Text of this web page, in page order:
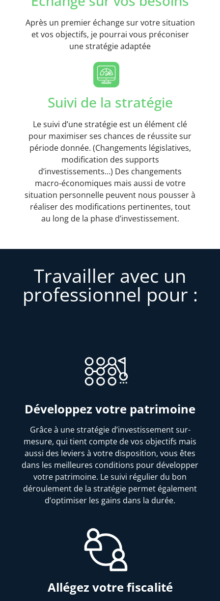
Après un premier échange sur votre situation
et vos objectifs, je pourrai vous préconiser
une stratégie adaptée
Suivi de la stratégie
Le suivi d’une stratégie est un élément clé
pour maximiser ses chances de réussite sur
période donnée. (Changements législatives,
modification des supports
d’investissements…) Des changements
macro-économiques mais aussi de votre
situation personnelle peuvent nous pousser à
réaliser des modifications pertinentes, tout
au long de la phase d’investissement.
Travailler avec un
professionnel pour :
Développez votre patrimoine
Grâce à une stratégie d’investissement sur-
mesure, qui tient compte de vos objectifs mais
aussi des leviers à votre disposition, vous êtes
dans les meilleures conditions pour développer
votre patrimoine. Le suivi régulier du bon
déroulement de la stratégie permet également
d’optimiser les gains dans la durée.
Allégez votre fiscalité